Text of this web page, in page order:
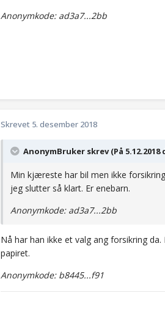
Anonymkode: ad3a7...2bb
Skrevet 5. desember 2018
AnonymBruker skrev (På 5.12.2018
Min kjæreste har bil men ikke
jeg slutter så klart. Er enebarn.
Anonymkode: ad3a7...2bb
Nå har han ikke et valg ang forsikring
papiret.
Anonymkode: b8445...f91